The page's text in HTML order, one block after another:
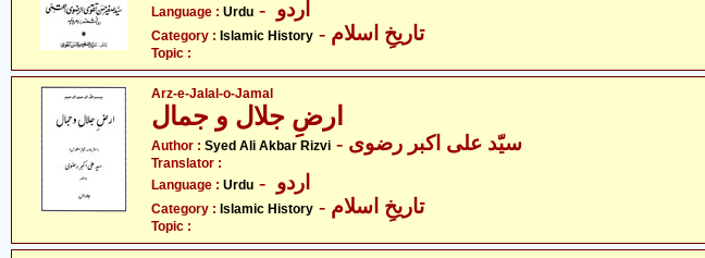
Language : Urdu
Category : Islamic History - تاریخِ اسلام
Topic :
Arz-e-Jalal-o-Jamal
Author : Syed Ali Akbar Rizvi - سیّد علی اکبر رضوی
Translator :
Language : Urdu
Category : Islamic History - تاریخِ اسلام
Topic :